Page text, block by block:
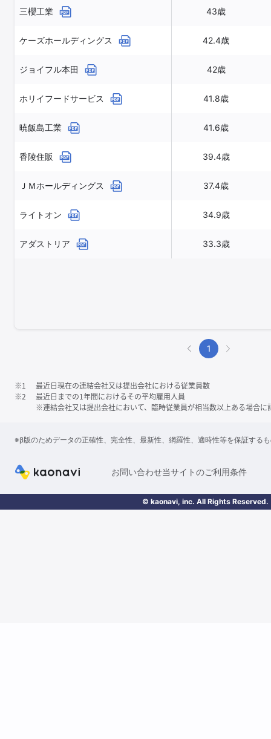
三櫻工業 43歳
ケーズホールディングス 42.4歳
ジョイフル本田 42歳
ホリイフードサービス 41.8歳
暁飯島工業 41.6歳
香陵住販 39.4歳
ＪＭホールディングス 37.4歳
ライトオン 34.9歳
アダストリア 33.3歳
1
※1
最近日現在の連結会社又は提出会社における従業員数
※2
最近日までの1年間におけるその平均雇用人員
※連結会社又は提出会社において、臨時従業員が相当数以上ある場合に
※β版のためデータの正確性、完全性、最新性、網羅性、適時性等を保証する
お問い合わせ当サイトのご利用条件
© kaonavi, inc. All Rights Reserved.